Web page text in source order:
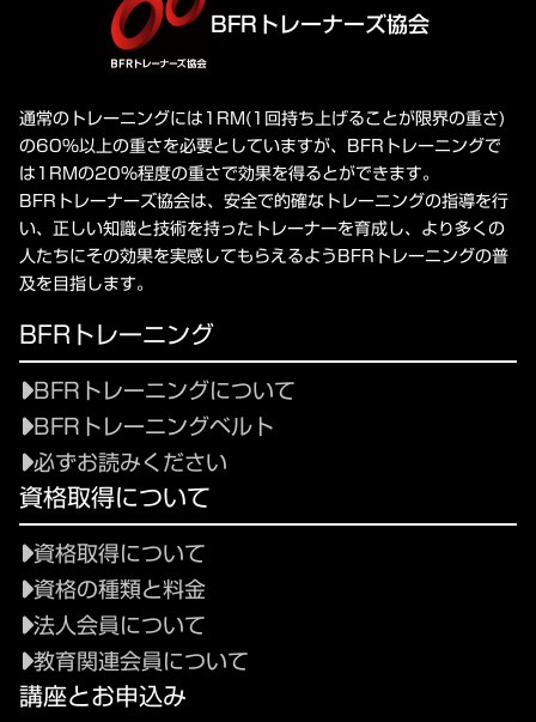
BFRトレーナーズ協会
通常のトレーニングには1RM(1回持ち上げることが限界の重さ)
の60%以上の重さを必要としていますが、BFRトレーニングで
は1RMの20%程度の重さで効果を得るとができます。
BFRトレーナーズ協会は、安全で的確なトレーニングの指導を行
い、正しい知識と技術を持ったトレーナーを育成し、より多くの
人たちにその効果を実感してもらえるようBFRトレーニングの普
及を目指します。
BFRトレーニング
BFRトレーニングについて
BFRトレーニングベルト
必ずお読みください
資格取得について
資格取得について
資格の種類と料金
法人会員について
教育関連会員について
講座とお申込み